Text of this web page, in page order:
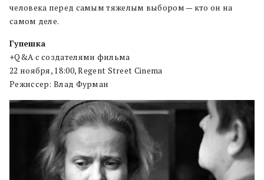
человека перед самым тяжелым выбором — кто он на
самом деле.
Гупешка
+Q&A с создателями фильма
22 ноября, 18:00, Regent Street Cinema
Режиссер: Влад Фурман